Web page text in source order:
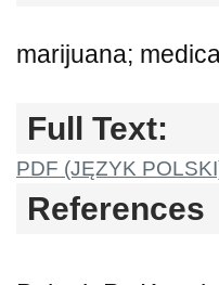
marijuana;
Full Text:
PDF (JĘZYK
References